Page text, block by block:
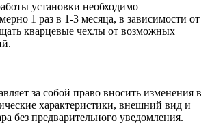
установки необходимо
1 раз в 1-3 месяца, в зависимости от
кварцевые чехлы от возможных
за собой право вносить изменения в
характеристики, внешний вид и
без предварительного уведомления.